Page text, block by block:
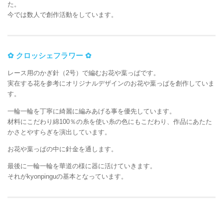
た。
今では数人で創作活動をしています。
✿ クロッシェフラワー ✿
レース用のかぎ針（2号）で編むお花や葉っぱです。
実在する花を参考にオリジナルデザインのお花や葉っぱを創作していま
す。
一輪一輪を丁寧に綺麗に編みあげる事を優先しています。
材料にこだわり綿100％の糸を使い糸の色にもこだわり、作品にあたた
かさとやすらぎを演出しています。
お花や葉っぱの中に針金を通します。
最後に一輪一輪を華道の様に器に活けていきます。
それがkyonpinguの基本となっています。